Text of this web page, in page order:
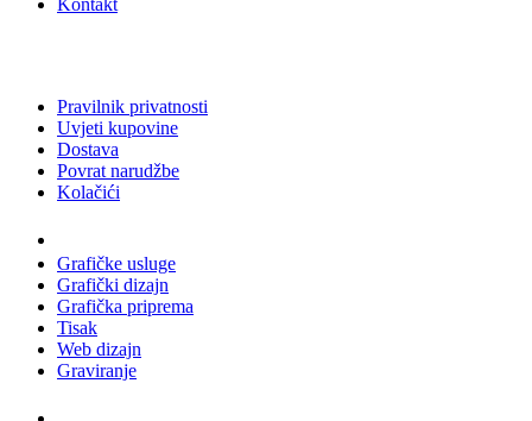
Pravilnik privatnosti
Uvjeti kupovine
Dostava
Povrat narudžbe
Kolačići
Grafičke usluge
Grafički dizajn
Grafička priprema
Tisak
Web dizajn
Graviranje